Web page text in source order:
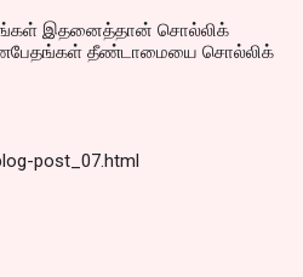
இதனைத்தான் சொல்லிக்
தீண்டாமையை சொல்லிக்
post_07.html